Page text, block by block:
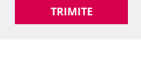
TRIMITE